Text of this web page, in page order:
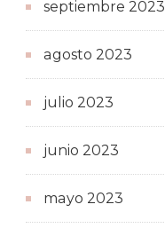
septiembre 2023
agosto 2023
julio 2023
junio 2023
mayo 2023